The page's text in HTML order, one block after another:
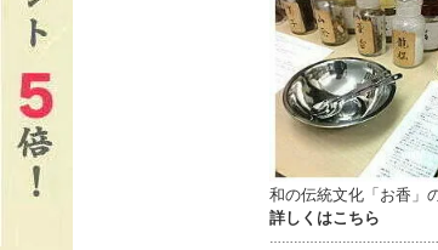
和の伝統文化「お香」
詳しくはこちら